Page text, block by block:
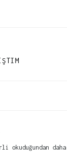
okuduğundan